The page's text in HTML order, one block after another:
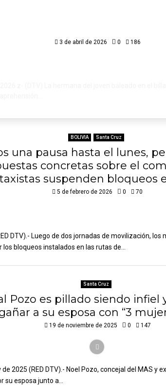
3 de abril de 2026 0 186
BOLIVIA Santa Cruz
una pausa hasta el lunes,
concretas sobre el
suspenden bloqueos
5 de febrero de 2026 0 70
DTV).- Luego de dos jornadas de movilización,
bloqueos instalados en las rutas de...
Santa Cruz
Pozo es pillado siendo infiel
a su esposa con “3
19 de noviembre de 2025 0 147
2025 (RED DTV).- Noel Pozo, concejal del MAS y
esposa junto a...